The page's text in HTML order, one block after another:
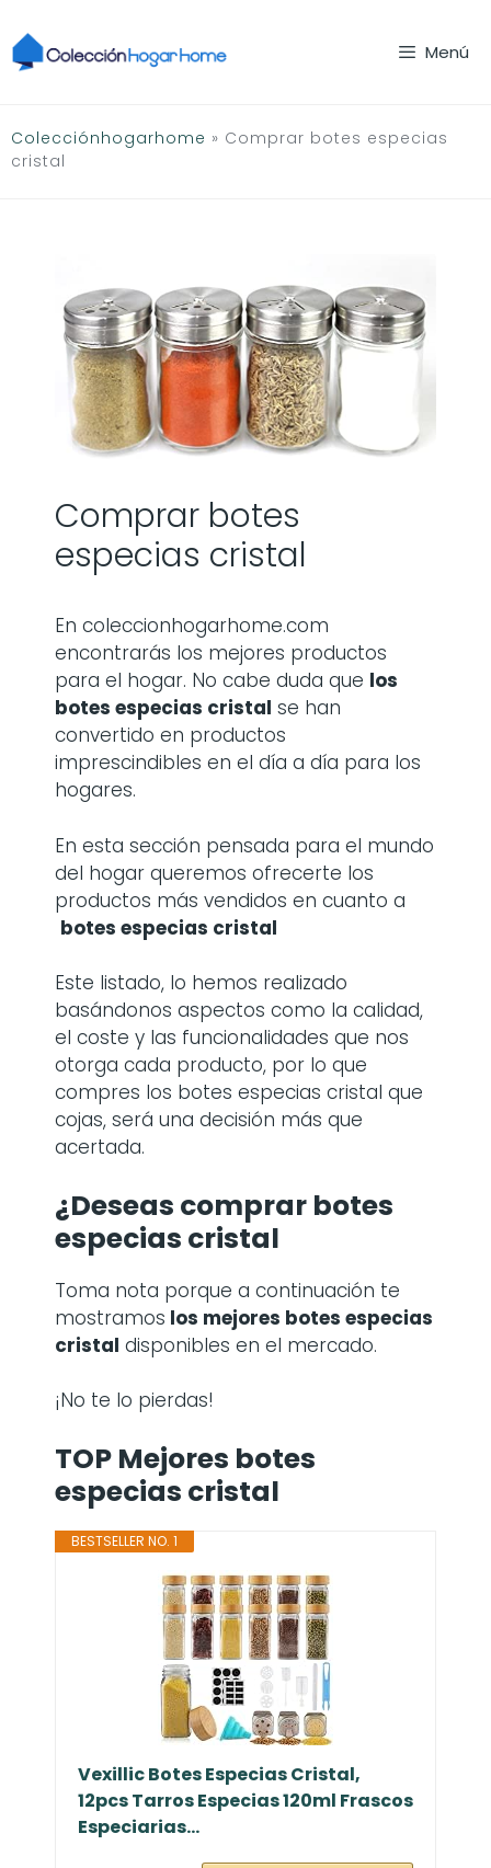
al
contenido
Menú
Colecciónhogarhome » Comprar botes especias
cristal
Comprar botes
especias cristal
En coleccionhogarhome.com
encontrarás los mejores productos
para el hogar. No cabe duda que los
botes especias cristal se han
convertido en productos
imprescindibles en el día a día para los
hogares.
En esta sección pensada para el mundo
del hogar queremos ofrecerte los
productos más vendidos en cuanto a
botes especias cristal
Este listado, lo hemos realizado
basándonos aspectos como la calidad,
el coste y las funcionalidades que nos
otorga cada producto, por lo que
compres los botes especias cristal que
cojas, será una decisión más que
acertada.
¿Deseas comprar botes
especias cristal
Toma nota porque a continuación te
mostramos los mejores botes especias
cristal disponibles en el mercado.
¡No te lo pierdas!
TOP Mejores botes
especias cristal
BESTSELLER NO. 1
Vexillic Botes Especias Cristal,
12pcs Tarros Especias 120ml Frascos
Especiarias...